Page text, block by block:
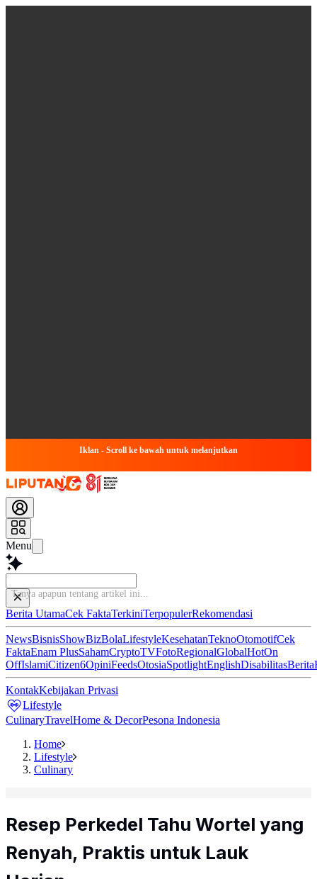
Iklan - Scroll ke bawah untuk melanjutkan
Menu
Tanya
Berita UtamaCek FaktaTerkiniTerpopulerRekomendasi
NewsBisnisShowBizBolaLifestyleKesehatanTeknoOtomotifCek
FaktaEnam PlusSahamCryptoTVFotoRegionalGlobalHotOn
OffIslamiCitizen6OpiniFeedsOtosiaSpotlightEnglishDisabilitasBerita
KontakKebijakan Privasi
Lifestyle
CulinaryTravelHome & DecorPesona Indonesia
Home
Lifestyle
Culinary
Resep Perkedel Tahu Wortel yang
Renyah, Praktis untuk Lauk